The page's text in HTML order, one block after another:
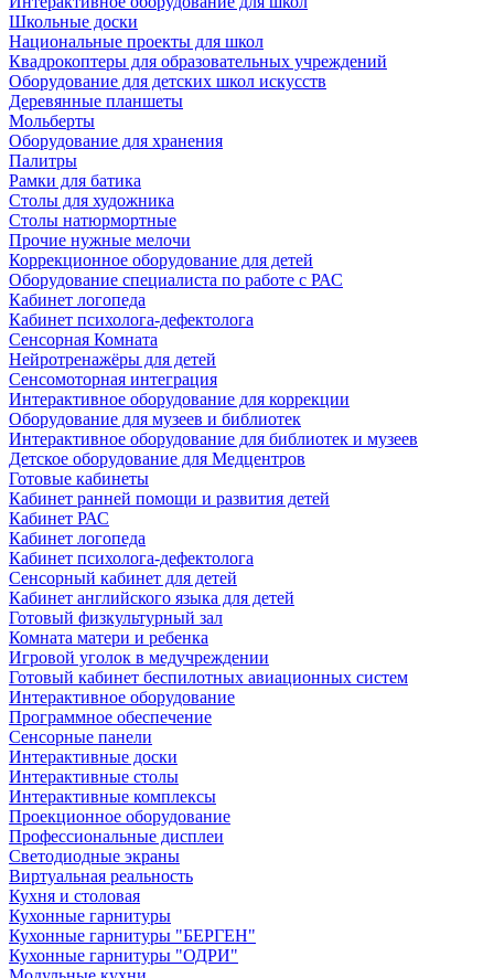
Школьные доски
Национальные проекты для школ
Квадрокоптеры для образовательных учреждений
Оборудование для детских школ искусств
Деревянные планшеты
Мольберты
Оборудование для хранения
Палитры
Рамки для батика
Столы для художника
Столы натюрмортные
Прочие нужные мелочи
Коррекционное оборудование для детей
Оборудование специалиста по работе с РАС
Кабинет логопеда
Кабинет психолога-дефектолога
Сенсорная Комната
Нейротренажёры для детей
Сенсомоторная интеграция
Интерактивное оборудование для коррекции
Оборудование для музеев и библиотек
Интерактивное оборудование для библиотек и музеев
Детское оборудование для Медцентров
Готовые кабинеты
Кабинет ранней помощи и развития детей
Кабинет РАС
Кабинет логопеда
Кабинет психолога-дефектолога
Сенсорный кабинет для детей
Кабинет английского языка для детей
Готовый физкультурный зал
Комната матери и ребенка
Игровой уголок в медучреждении
Готовый кабинет беспилотных авиационных систем
Интерактивное оборудование
Программное обеспечение
Сенсорные панели
Интерактивные доски
Интерактивные столы
Интерактивные комплексы
Проекционное оборудование
Профессиональные дисплеи
Светодиодные экраны
Виртуальная реальность
Кухня и столовая
Кухонные гарнитуры
Кухонные гарнитуры "БЕРГЕН"
Кухонные гарнитуры "ОДРИ"